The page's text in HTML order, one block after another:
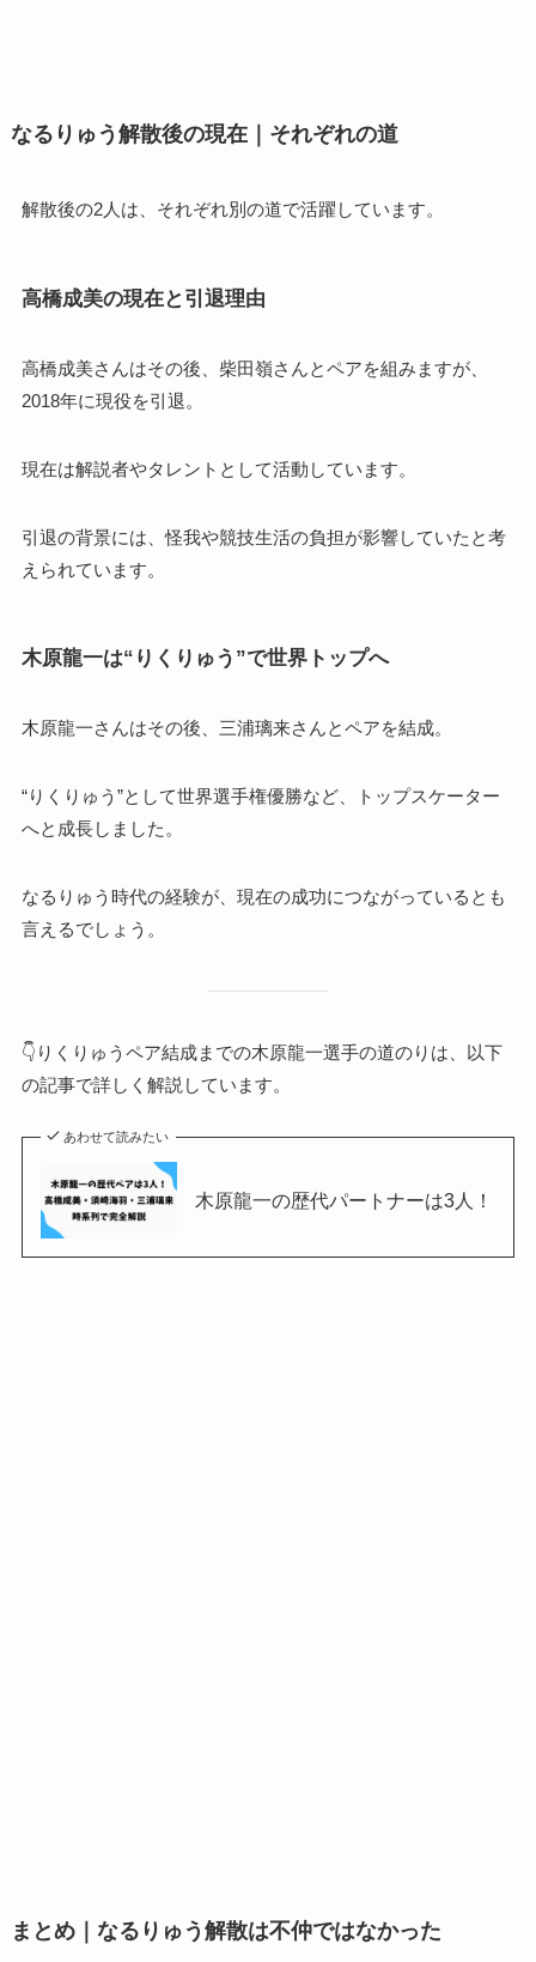
なるりゅう解散後の現在｜それぞれの道
解散後の2人は、それぞれ別の道で活躍しています。
高橋成美の現在と引退理由
高橋成美さんはその後、柴田嶺さんとペアを組みますが、
2018年に現役を引退。
現在は解説者やタレントとして活動しています。
引退の背景には、怪我や競技生活の負担が影響していたと考
えられています。
木原龍一は“りくりゅう”で世界トップへ
木原龍一さんはその後、三浦璃来さんとペアを結成。
“りくりゅう”として世界選手権優勝など、トップスケーター
へと成長しました。
なるりゅう時代の経験が、現在の成功につながっているとも
言えるでしょう。
👇りくりゅうペア結成までの木原龍一選手の道のりは、以下
の記事で詳しく解説しています。
あわせて読みたい
木原龍一の歴代パートナーは3人！
まとめ｜なるりゅう解散は不仲ではなかった